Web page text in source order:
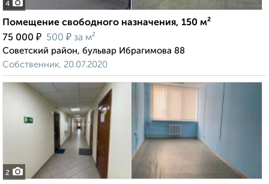
4
Помещение свободного назначения, 150 м²
75 000 ₽ 500 ₽ за м²
Советский район, бульвар Ибрагимова 88
Собственник, 20.07.2020
2